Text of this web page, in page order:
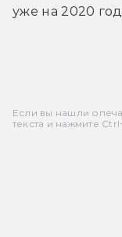
уже на 2020
Если вы нашли
текста и нажмите